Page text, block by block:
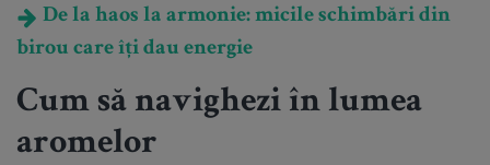
De la haos la armonie: micile schimbări din
birou care îți dau energie
Cum să navighezi în lumea
aromelor